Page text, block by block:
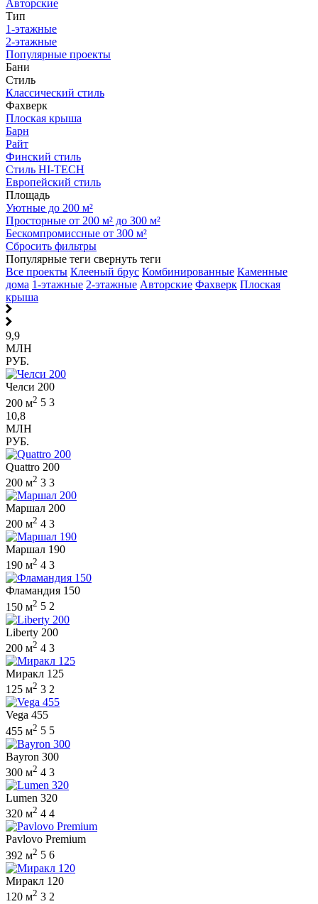
Авторские
Тип
1-этажные
2-этажные
Популярные проекты
Бани
Стиль
Классический стиль
Фахверк
Плоская крыша
Барн
Райт
Финский стиль
Стиль HI-TECH
Европейский стиль
Площадь
Уютные до 200 м²
Просторные от 200 м² до 300 м²
Бескомпромиссные от 300 м²
Сбросить фильтры
Популярные теги свернуть теги
Все проекты Клееный брус Комбинированные Каменные
дома 1-этажные 2-этажные Авторские Фахверк Плоская
крыша
9,9
МЛН
РУБ.
Челси 200
200 м2 5 3
10,8
МЛН
РУБ.
Quattro 200
200 м2 3 3
Маршал 200
200 м2 4 3
Маршал 190
190 м2 4 3
Фламандия 150
150 м2 5 2
Liberty 200
200 м2 4 3
Миракл 125
125 м2 3 2
Vega 455
455 м2 5 5
Bayron 300
300 м2 4 3
Lumen 320
320 м2 4 4
Pavlovo Premium
392 м2 5 6
Миракл 120
120 м2 3 2